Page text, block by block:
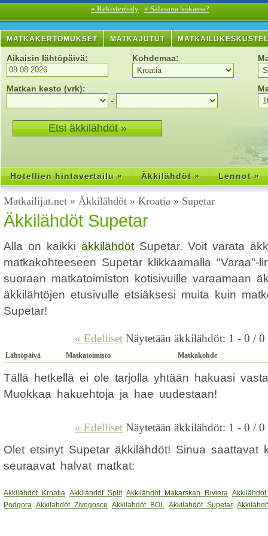
» Rekisteröidy » Salasana hukassa?
MATKAKERTOMUKSET MATKAJUTUT
Aikaisin lähtöpäivä: Kohdemaa:
Matkan kesto (vrk):
-
Hotellien hintavertailu » Äkkilähdöt » Lennot »
Matkailijat.net » Äkkilähdöt » Kroatia » Supetar
Äkkilähdöt Supetar
Alla on kaikki äkkilähdöt Supetar. Voit varata
matkakohteeseen Supetar klikkaamalla "Varaa"-
suoraan matkatoimiston kotisivuille varaamaan
äkkilähtöjen etusivulle etsiäksesi muita kuin
Supetar!
« Edelliset Näytetään äkkilähdöt: 1 - 0 / 0
Lähtöpäivä Matkatoimisto Matkakohde
Tällä hetkellä ei ole tarjolla yhtään hakuasi
Muokkaa hakuehtoja ja hae uudestaan!
« Edelliset Näytetään äkkilähdöt: 1 - 0 / 0
Olet etsinyt Supetar äkkilähdöt! Sinua saattavat
seuraavat halvat matkat:
Äkkilähdöt Kroatia Äkkilähdöt Split Äkkilähdöt Makarskan Riviera
Podgora Äkkilähdöt Zivogosce Äkkilähdöt BOL Äkkilähdöt Supetar